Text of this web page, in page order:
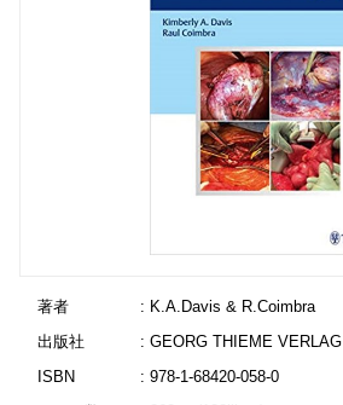
著者
: K.A.Davis & R.Coimbra
出版社
: GEORG THIEME VERLAG
ISBN
: 978-1-68420-058-0